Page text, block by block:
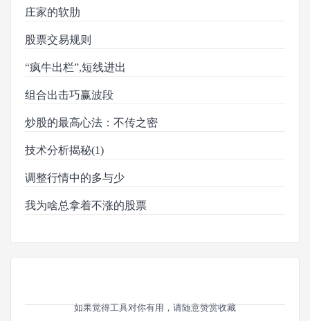
庄家的软肋
股票交易规则
“疯牛出栏”,短线进出
组合出击巧赢波段
炒股的最高心法：不传之密
技术分析揭秘(1)
调整行情中的多与少
我为啥总拿着不涨的股票
如果觉得工具对你有用，请随意赞赏收藏